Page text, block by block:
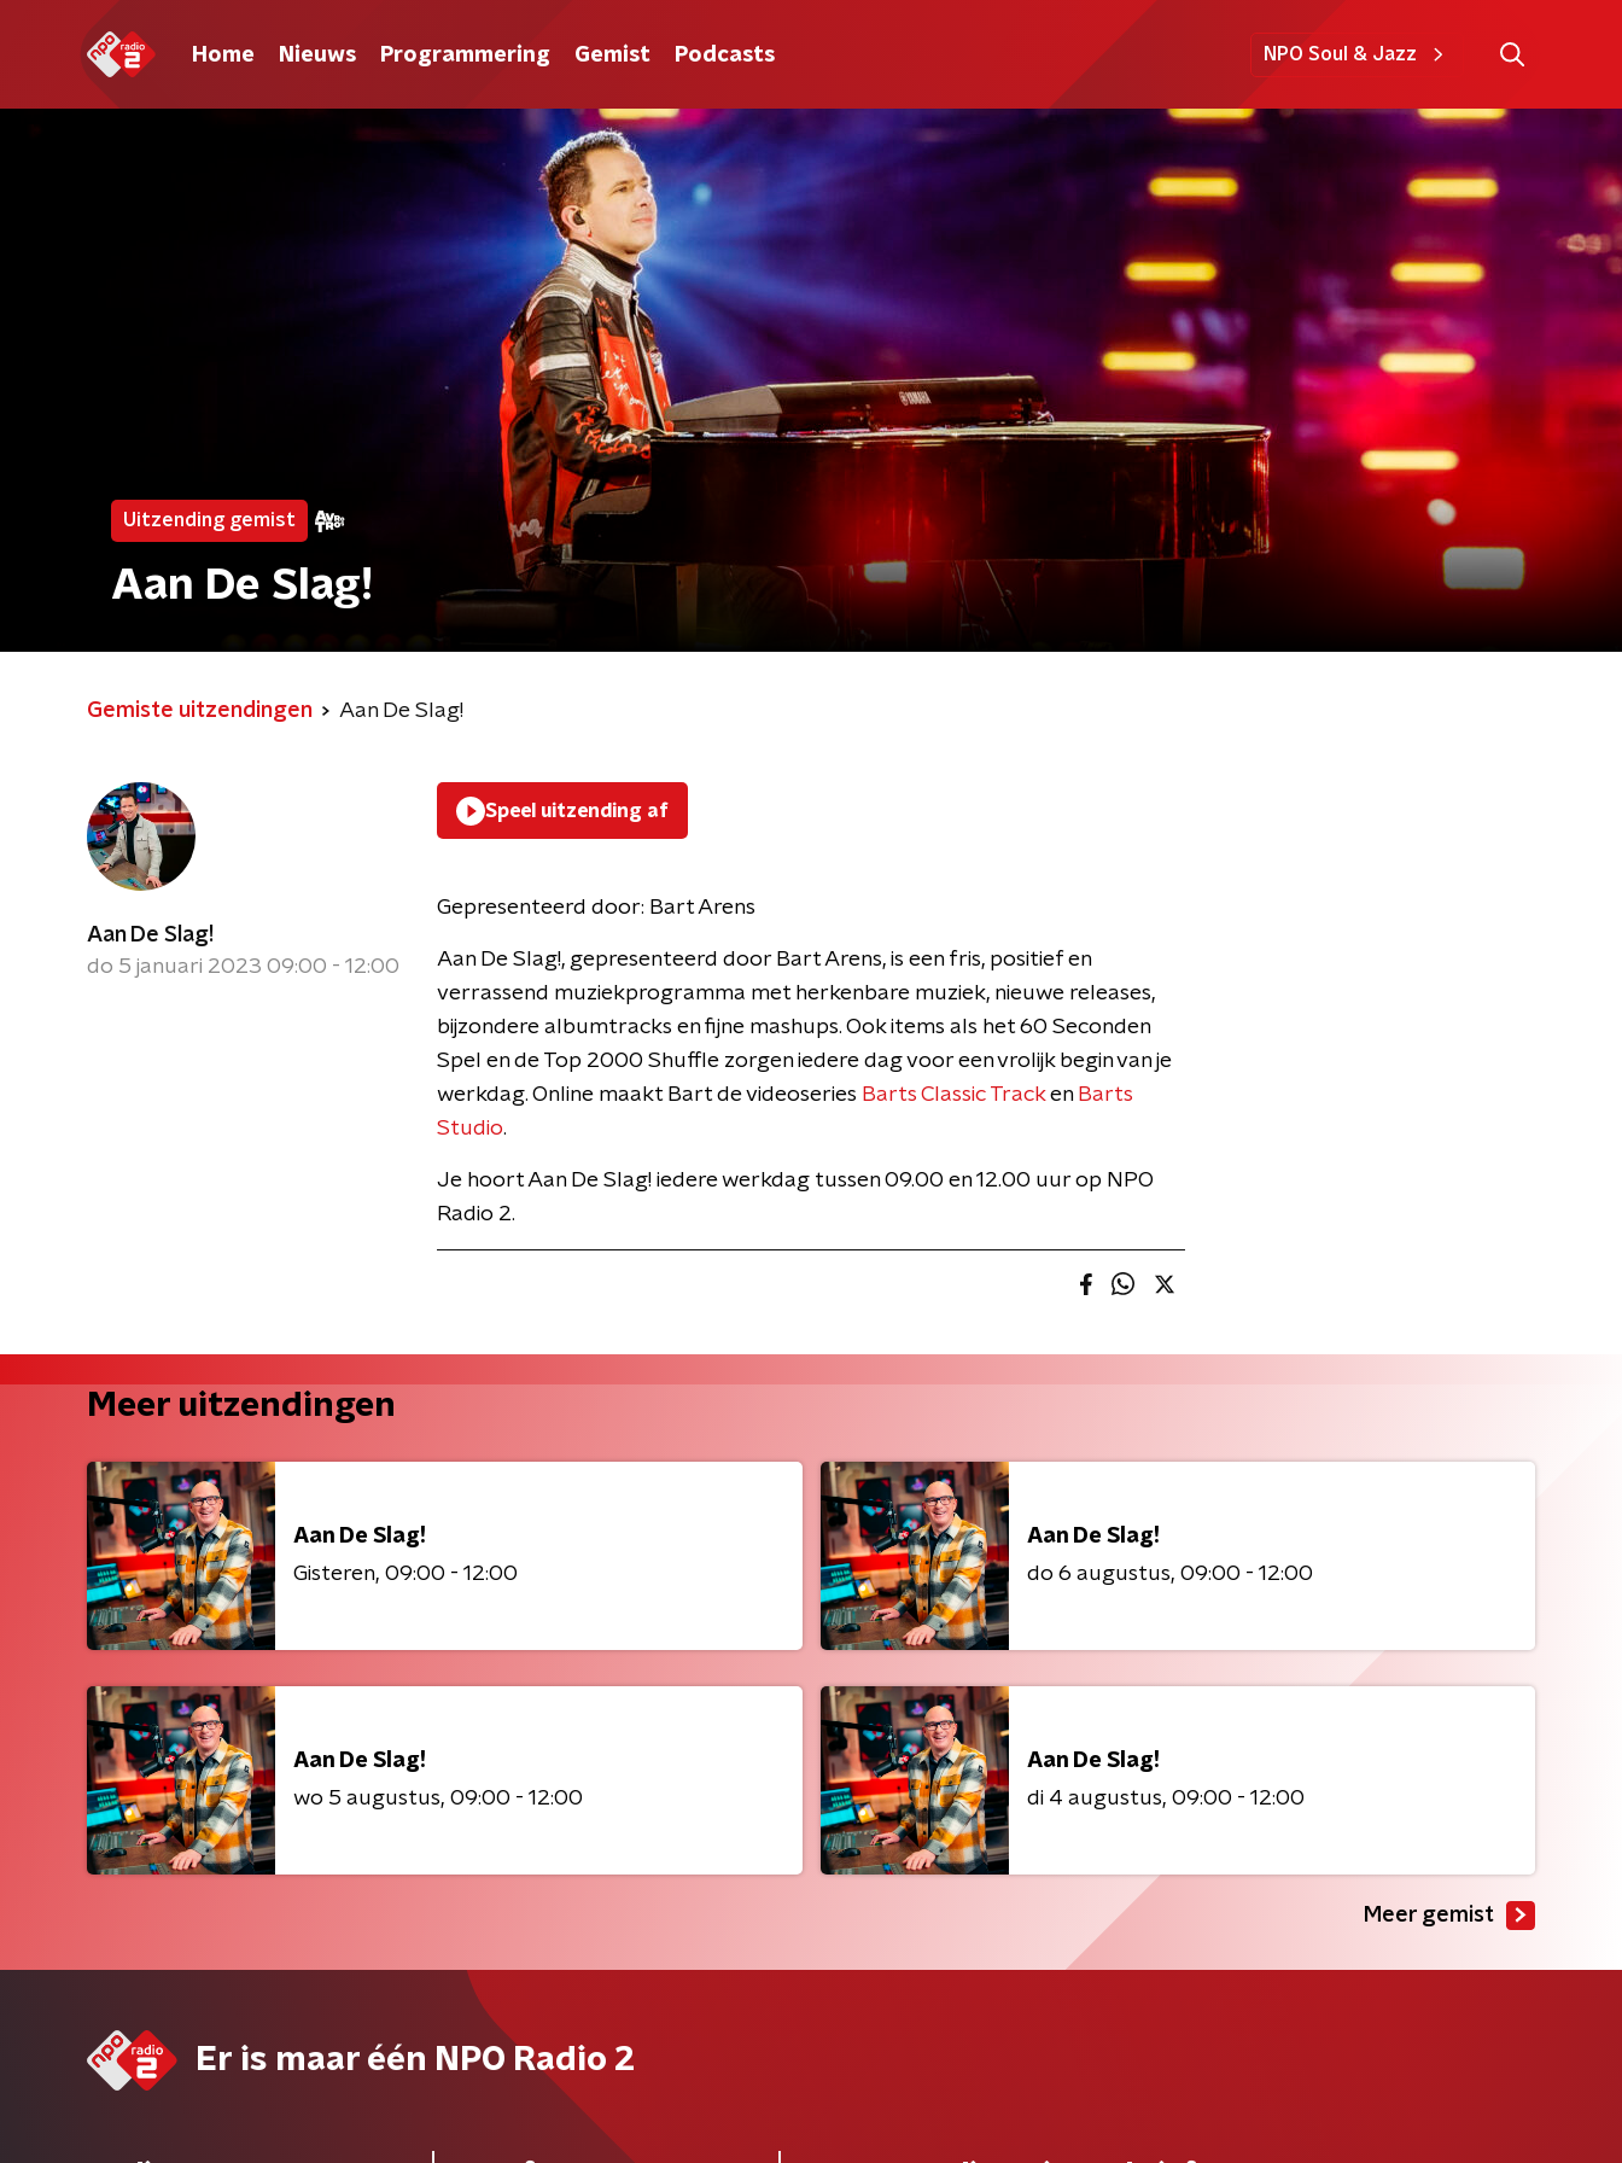
Home Nieuws Programmering Gemist Podcasts NPO Soul & Jazz
Uitzending gemist
Aan De Slag!
Gemiste uitzendingen Aan De Slag!
Aan De Slag!
do 5 januari 2023 09:00 - 12:00
Speel uitzending af
Gepresenteerd door: Bart Arens
Aan De Slag!, gepresenteerd door Bart Arens, is een fris, positief en
verrassend muziekprogramma met herkenbare muziek, nieuwe releases,
bijzondere albumtracks en fijne mashups. Ook items als het 60 Seconden
Spel en de Top 2000 Shuffle zorgen iedere dag voor een vrolijk begin van je
werkdag. Online maakt Bart de videoseries Barts Classic Tracken Barts
Studio.
Je hoort Aan De Slag! iedere werkdag tussen 09.00 en 12.00 uur op NPO
Radio 2.
Meer uitzendingen
Aan De Slag!
Gisteren 09:00 - 12:00
Aan De Slag!
do 6 augustus 09:00 - 12:00
Aan De Slag!
wo 5 augustus 09:00 - 12:00
Aan De Slag!
di 4 augustus 09:00 - 12:00
Meer gemist
Er is maar één NPO Radio 2